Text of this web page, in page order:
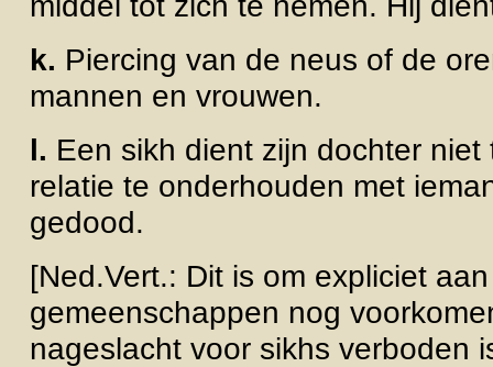
k. Piercing van de neus of de
mannen en vrouwen.
l. Een sikh dient zijn dochter
relatie te onderhouden met
gedood.
[Ned.Vert.: Dit is om expliciet
gemeenschappen nog
nageslacht voor sikhs verboden